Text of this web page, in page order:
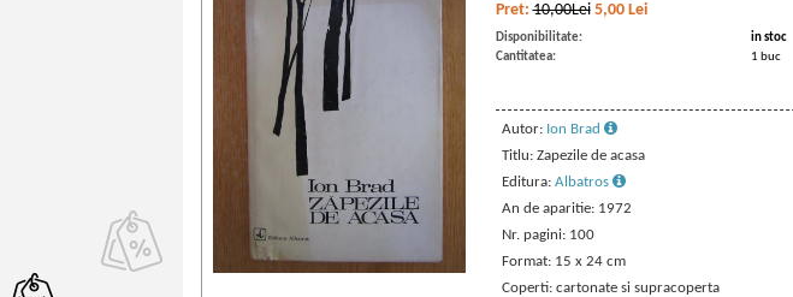
Pret:10,00Lei 5,00 Lei
Disponibilitate:
in stoc
Cantitatea:
1 buc
Autor: Ion Brad
Titlu: Zapezile de acasa
Editura: Albatros
An de aparitie: 1972
Nr. pagini: 100
Format: 15 x 24 cm
Coperti: cartonate si supracoperta